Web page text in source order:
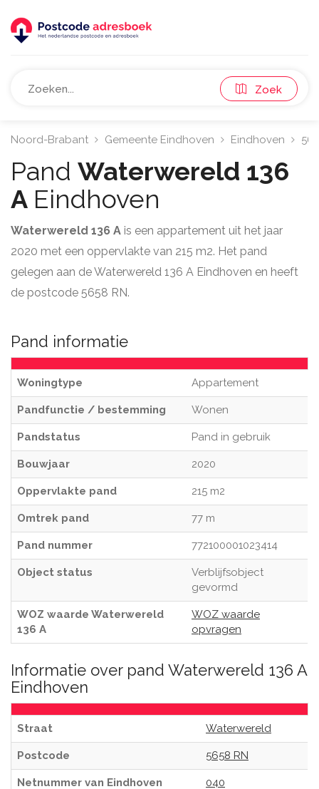
Zoek
Noord-Brabant Gemeente Eindhoven Eindhoven
Pand Waterwereld 136
A Eindhoven
Waterwereld 136 A is een appartement uit het jaar
2020 met een oppervlakte van 215 m2. Het pand
gelegen aan de Waterwereld 136 A Eindhoven en heeft
de postcode 5658 RN.
Pand informatie
Woningtype Appartement
Pandfunctie / bestemming Wonen
Pandstatus Pand in gebruik
Bouwjaar 2020
Oppervlakte pand 215 m2
Omtrek pand 77 m
Pand nummer 772100001023414
Object status
Verblijfsobject
gevormd
WOZ waarde Waterwereld
136 A
WOZ waarde
opvragen
Informatie over pand Waterwereld 136 A
Eindhoven
Straat Waterwereld
Postcode 5658 RN
Netnummer van Eindhoven 040